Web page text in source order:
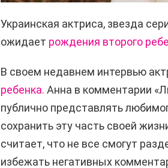
Украинская актриса, звезда
ожидает рождения второго
В своем недавнем интервью
ребенка. Анна в комментарии
публично представлять
сохранить эту часть своей
считает, что не все смогут
избежать негативных